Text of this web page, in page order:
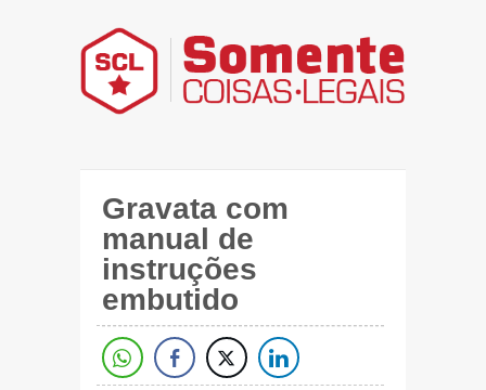
Gravata com
manual de
instruções
embutido